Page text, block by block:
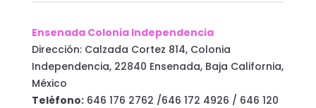
Ensenada Colonia Independencia
Dirección: Calzada Cortez 814, Colonia
Independencia, 22840 Ensenada, Baja California,
México
Teléfono:646 176 2762 /646 172 4926 / 646 120